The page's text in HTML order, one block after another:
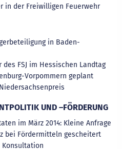
in der Freiwilligen Feuerwehr
in Baden-
des FSJ im Hessischen Landtag
Vorpommern geplant
UND –FÖRDERUNG
im März 2014: Kleine Anfrage
bei Fördermitteln gescheitert
Konsultation